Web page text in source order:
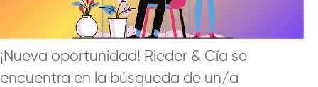
¡Nueva oportunidad! Rieder & Cía se
encuentra en la búsqueda de un/a